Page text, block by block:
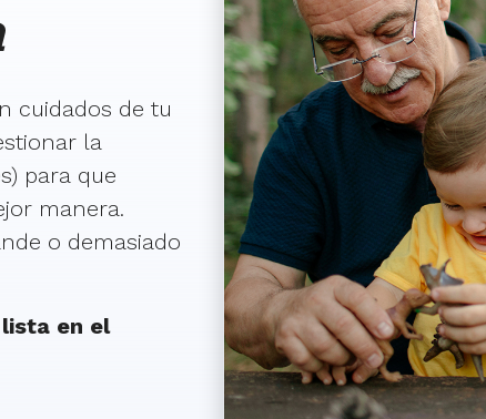
cuidados de tu
la
para que
manera.
o demasiado
en el